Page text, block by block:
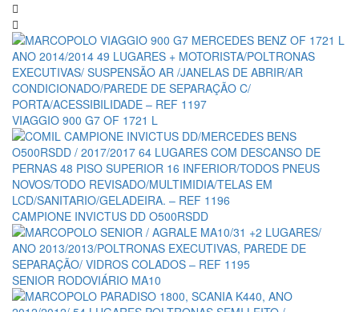
VIAGGIO 900 G7 OF 1721 L
CAMPIONE INVICTUS DD O500RSDD
SENIOR RODOVIÁRIO MA10